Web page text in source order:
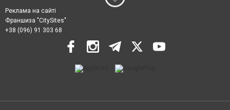
Реклама на сайті
Франшиза "CitySites"
+38 (096) 91 303 68